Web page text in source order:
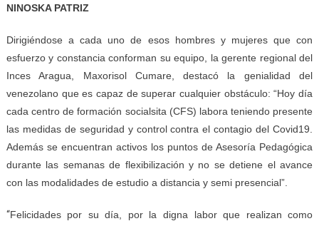
NINOSKA PATRIZ
Dirigiéndose a cada uno de esos hombres y mujeres que con
esfuerzo y constancia conforman su equipo, la gerente regional del
Inces Aragua, Maxorisol Cumare, destacó la genialidad del
venezolano que es capaz de superar cualquier obstáculo: “Hoy día
cada centro de formación socialsita (CFS) labora teniendo presente
las medidas de seguridad y control contra el contagio del Covid19.
Además se encuentran activos los puntos de Asesoría Pedagógica
durante las semanas de flexibilización y no se detiene el avance
con las modalidades de estudio a distancia y semi presencial”.
“Felicidades por su día, por la digna labor que realizan como